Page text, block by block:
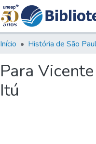
Início História de São
Para
Itú